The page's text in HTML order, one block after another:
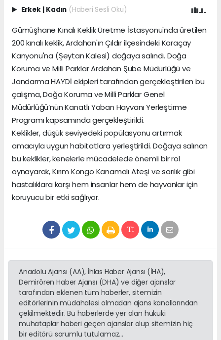
Erkek | Kadın (Haberi Sesli Oku)
Gümüşhane Kınalı Keklik Üretme İstasyonu'nda üretilen
200 kınalı keklik, Ardahan'ın Çıldır ilçesindeki Karaçay
Kanyonu'na (Şeytan Kalesi) doğaya salındı. Doğa
Koruma ve Milli Parklar Ardahan Şube Müdürlüğü ve
Jandarma HAYDİ ekipleri tarafından gerçekleştirilen bu
çalışma, Doğa Koruma ve Milli Parklar Genel
Müdürlüğü’nün Kanatlı Yaban Hayvanı Yerleştirme
Programı kapsamında gerçekleştirildi.
Keklikler, düşük seviyedeki popülasyonu artırmak
amacıyla uygun habitatlara yerleştirildi. Doğaya salınan
bu keklikler, kenelerle mücadelede önemli bir rol
oynayarak, Kırım Kongo Kanamalı Ateşi ve sarılık gibi
hastalıklara karşı hem insanlar hem de hayvanlar için
koruyucu bir etki sağlıyor.
Anadolu Ajansı (AA), İhlas Haber Ajansı (İHA),
Demirören Haber Ajansı (DHA) ve diğer ajanslar
tarafından eklenen tüm haberler, sitemizin
editörlerinin müdahalesi olmadan ajans kanallarından
çekilmektedir. Bu haberlerde yer alan hukuki
muhataplar haberi geçen ajanslar olup sitemizin hiç
bir editörü sorumlu tutulamaz...